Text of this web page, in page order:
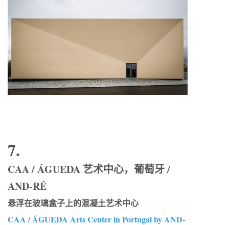
7.
CAA / ÁGUEDA 艺术中心，葡萄牙 /
AND-RÉ
悬浮在玻璃盒子上的混凝土艺术中心
CAA / ÁGUEDA Arts Center in Portugal by AND-